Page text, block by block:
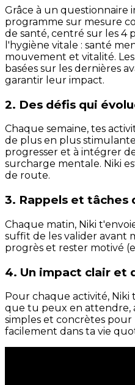
Grâce à un questionnaire
programme sur mesure
de santé, centré sur les 4
l'hygiène vitale : santé
mouvement et vitalité.
basées sur les dernières
garantir leur impact.
2. Des défis qui
Chaque semaine, tes
de plus en plus
progresser et à intégrer
surcharge mentale. Niki
de route.
3. Rappels et tâches
Chaque matin, Niki
suffit de les valider avant
progrès et rester motivé
4. Un impact clair et
Pour chaque activité,
que tu peux en attendre,
simples et concrètes
facilement dans ta vie